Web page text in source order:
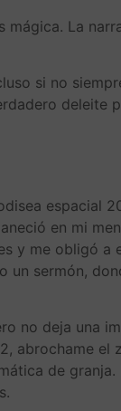
La
si no
deleite
espacial
en mi
y me obligó a
un sermón,
no deja una
abrochame el
de